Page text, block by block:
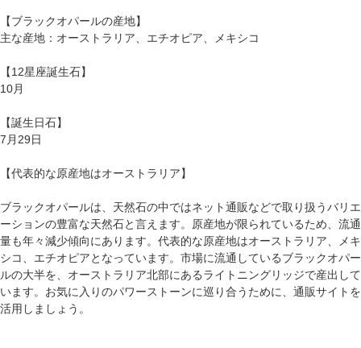
【ブラックオパールの産地】
主な産地：オーストラリア、エチオピア、メキシコ
【12星座誕生石】
10月
【誕生日石】
7月29日
【代表的な原産地はオーストラリア】
ブラックオパールは、天然石の中ではネット通販などで取り扱うバリエ
ーションの豊富な天然石と言えます。原産地が限られているため、流通
量も年々減少傾向にあります。代表的な原産地はオーストラリア、メキ
シコ、エチオピアとなっています。市場に流通しているブラックオパー
ルの大半を、オーストラリア北部にあるライトニングリッジで産出して
います。お気に入りのパワーストーンに巡り合うために、通販サイトを
活用しましょう。